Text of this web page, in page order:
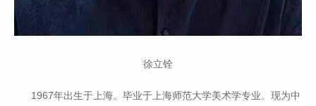
徐立铨
1967年出生于上海。毕业于上海师范大学美术学专业。现为中